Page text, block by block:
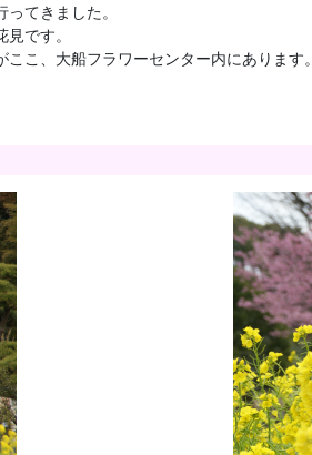
てきました。
です。
こ、大船フラワーセンター内にあります。